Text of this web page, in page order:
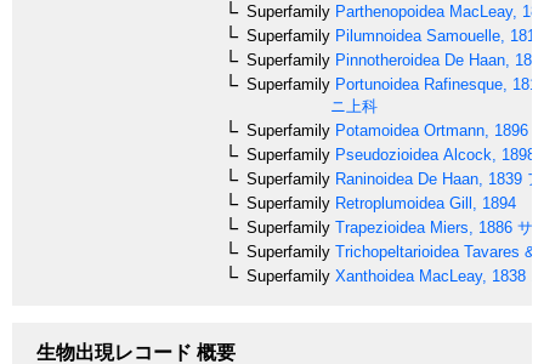
Superfamily Parthenopoidea MacLeay,
Superfamily Pilumnoidea Samouelle, 1819
Superfamily Pinnotheroidea De Haan,
Superfamily Portunoidea Rafinesque,
ニ上科
Superfamily Potamoidea Ortmann, 1896
Superfamily Pseudozioidea Alcock, 1898
Superfamily Raninoidea De Haan, 1839
Superfamily Retroplumoidea Gill, 1894
Superfamily Trapezioidea Miers, 1886 サ
Superfamily Trichopeltarioidea Tavares &
Superfamily Xanthoidea MacLeay, 1838
生物出現レコード 概要